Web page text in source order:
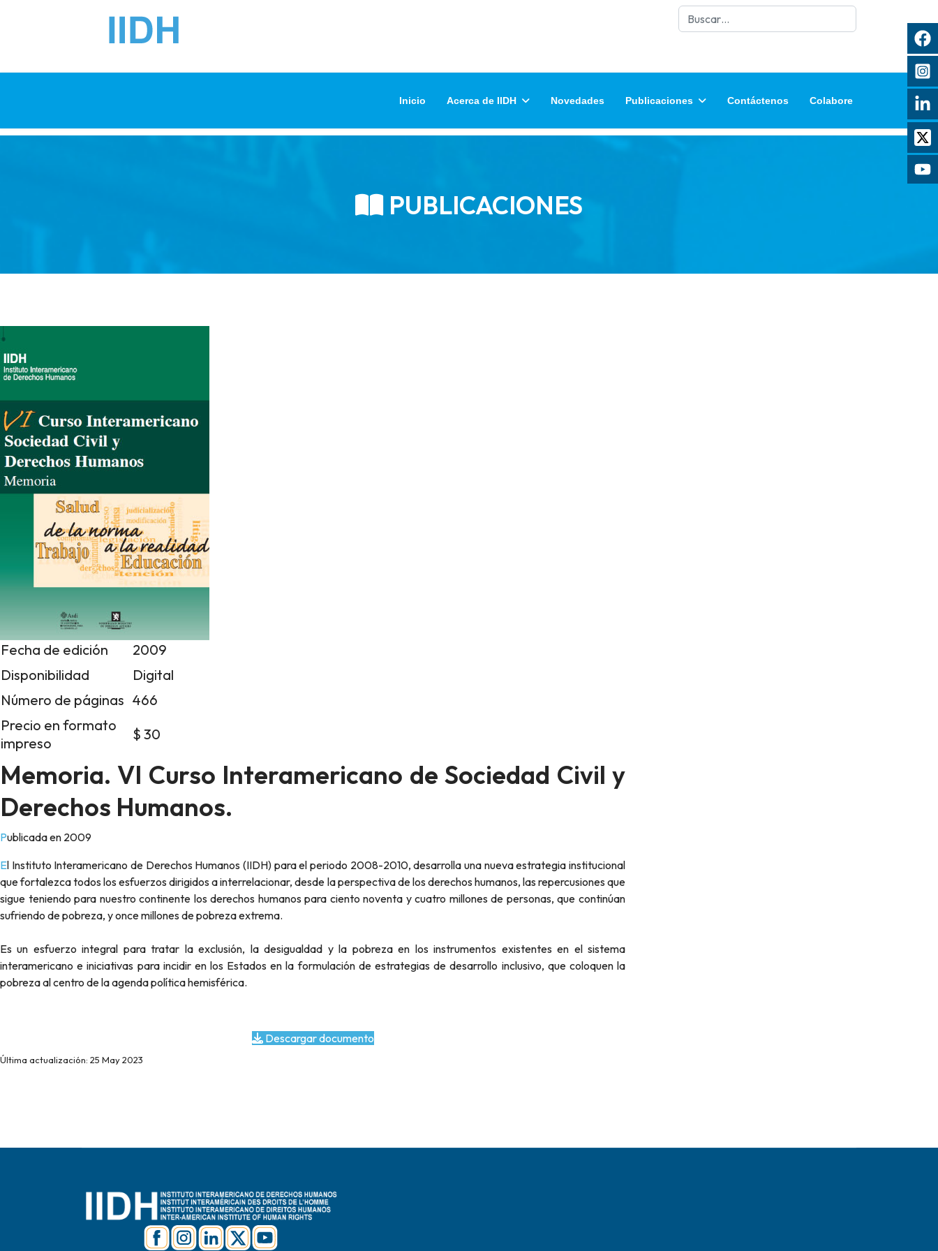
Buscar
Inicio Acerca de IIDH Novedades Publicaciones Contáctenos Colabore
PUBLICACIONES
Fecha de edición
2009
Disponibilidad
Digital
Número de páginas 466
Precio en formato
impreso
$ 30
Memoria. VI Curso Interamericano de Sociedad Civil y
Derechos Humanos.
Publicada en 2009
El Instituto Interamericano de Derechos Humanos (IIDH) para el periodo 2008-2010, desarrolla una nueva estrategia institucional
que fortalezca todos los esfuerzos dirigidos a interrelacionar, desde la perspectiva de los derechos humanos, las repercusiones que
sigue teniendo para nuestro continente los derechos humanos para ciento noventa y cuatro millones de personas, que continúan
sufriendo de pobreza, y once millones de pobreza extrema.
Es un esfuerzo integral para tratar la exclusión, la desigualdad y la pobreza en los instrumentos existentes en el sistema
interamericano e iniciativas para incidir en los Estados en la formulación de estrategias de desarrollo inclusivo, que coloquen la
pobreza al centro de la agenda política hemisférica.
Descargar documento
Última actualización: 25 May 2023